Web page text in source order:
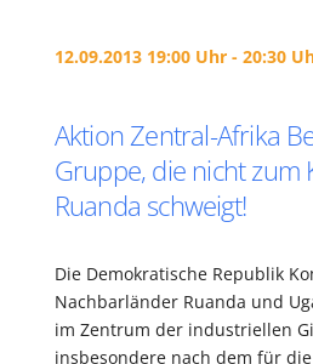
12.09.2013 19:00 Uhr - 20:30
Aktion Zentral-Afrika
Gruppe, die nicht zum
Ruanda schweigt!
Die Demokratische Republik
Nachbarländer Ruanda und
im Zentrum der industriellen
insbesondere nach dem für